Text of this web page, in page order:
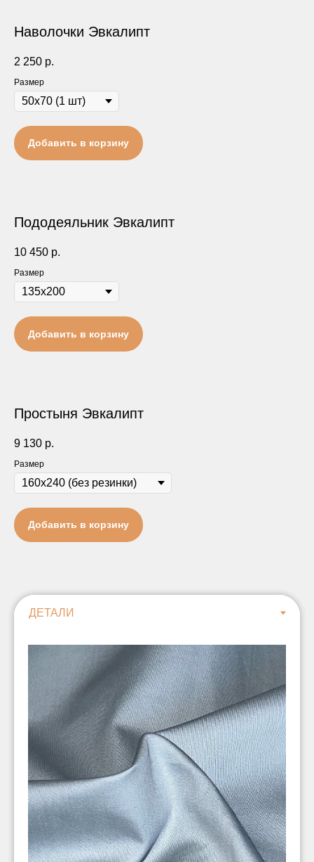
Наволочки Эвкалипт
2 250 р.
Размер
Добавить в корзину
Пододеяльник Эвкалипт
10 450 р.
Размер
Добавить в корзину
Простыня Эвкалипт
9 130 р.
Размер
Добавить в корзину